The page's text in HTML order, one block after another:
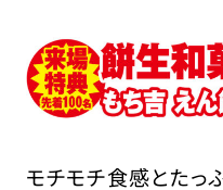
モチモチ食感とたっ